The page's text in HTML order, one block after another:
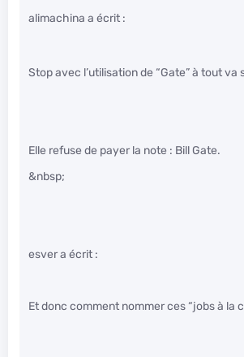
alimachina a écrit :
Stop avec l’utilisation de “Gate” à tout va
Elle refuse de payer la note : Bill Gate.
&nbsp;
esver a écrit :
Et donc comment nommer ces “jobs à la